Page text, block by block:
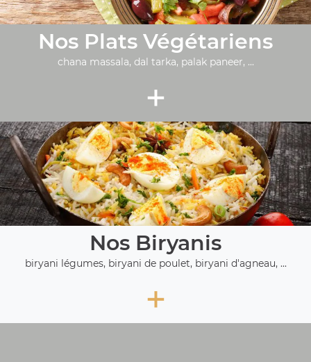
Nos Plats Végétariens
chana massala, dal tarka, palak paneer, ...
+
Nos Biryanis
biryani légumes, biryani de poulet, biryani d'agneau, ...
+